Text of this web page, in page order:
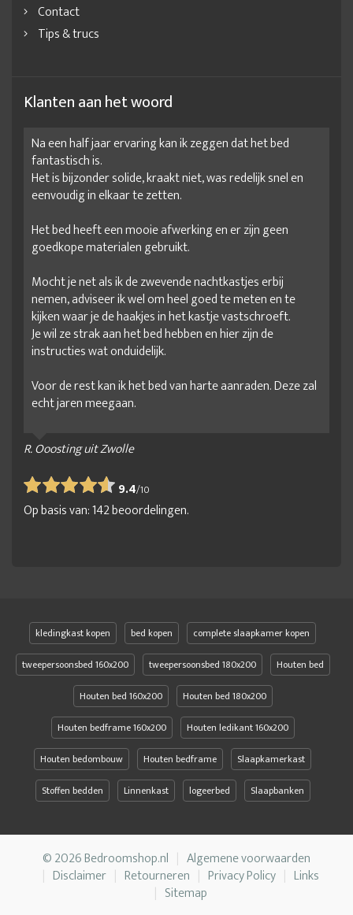
Contact
Tips & trucs
Klanten aan het woord
Na een half jaar ervaring kan ik zeggen dat het bed
fantastisch is.
Het is bijzonder solide, kraakt niet, was redelijk snel en
eenvoudig in elkaar te zetten.
Het bed heeft een mooie afwerking en er zijn geen
goedkope materialen gebruikt.
Mocht je net als ik de zwevende nachtkastjes erbij
nemen, adviseer ik wel om heel goed te meten en te
kijken waar je de haakjes in het kastje vastschroeft.
Je wil ze strak aan het bed hebben en hier zijn de
instructies wat onduidelijk.
Voor de rest kan ik het bed van harte aanraden. Deze zal
echt jaren meegaan.
R. Ooosting uit Zwolle
9.4/10
Op basis van:142beoordelingen.
kledingkast kopen bed kopen
complete slaapkamer kopen
tweepersoonsbed 160x200
tweepersoonsbed 180x200
Houten bed
Houten bed 160x200
Houten bed 180x200
Houten bedframe 160x200
Houten ledikant 160x200
Houten bedombouw
Houten bedframe
Slaapkamerkast
Stoffen bedden
Linnenkast logeerbed Slaapbanken
© 2026 Bedroomshop.nl
Algemene voorwaarden
Disclaimer
Retourneren Privacy Policy
Links
Sitemap